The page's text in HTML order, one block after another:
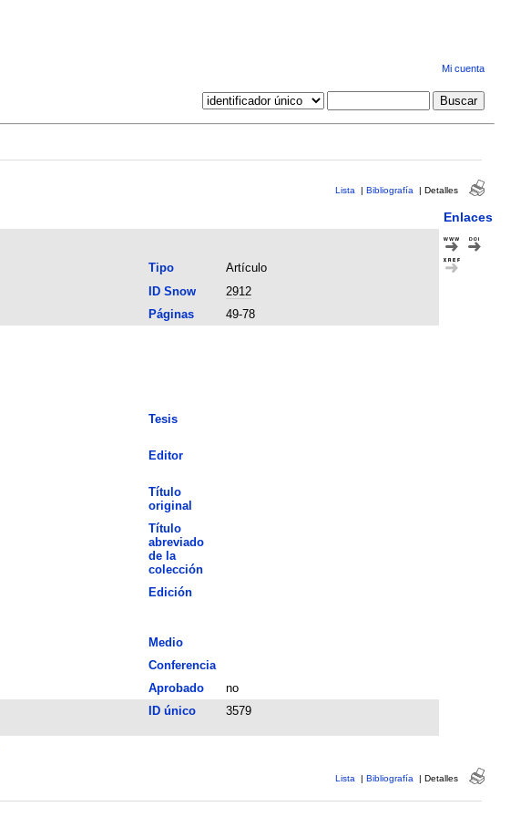
Mi cuenta
Lista | Bibliografía | Detalles
Enlaces
Tipo
Artículo
ID Snow
2912
Páginas
49-78
Tesis
Editor
Título
original
Título
abreviado
de la
colección
Edición
Medio
Conferencia
Aprobado
no
ID único 3579
Lista | Bibliografía | Detalles